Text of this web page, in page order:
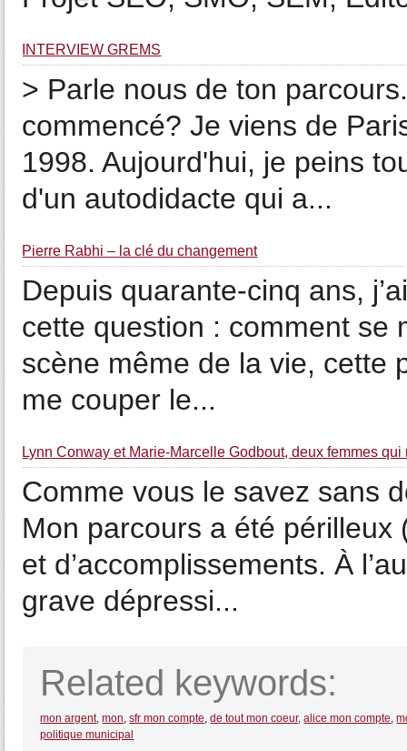
INTERVIEW GREMS
> Parle nous de ton
commencé? Je viens de
1998. Aujourd'hui, je peins
d'un autodidacte qui a...
Pierre Rabhi – la clé du changement
Depuis quarante-cinq ans,
cette question : comment se
scène même de la vie, cette
me couper le...
Lynn Conway et Marie-Marcelle Godbout, deux femmes qui
Comme vous le savez sans
Mon parcours a été
et d’accomplissements. À
grave dépressi...
Related keywords:
mon argent,mon,sfr mon compte,de tout mon coeur,alice mon compte,
politique municipal